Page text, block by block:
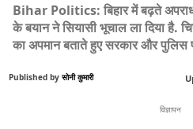
Bihar Politics: बिहार में बढ़ते
के बयान ने सियासी भूचाल ला दिया है.
का अपमान बताते हुए सरकार और पुलिस
Published by सोनी कुमारी
विज्ञापन